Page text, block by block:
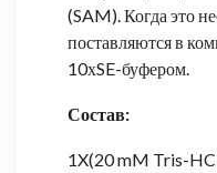
(SAM). Когда это
поставляются в
10хSE-буфером.
Состав:
1X(20 mM Tris-